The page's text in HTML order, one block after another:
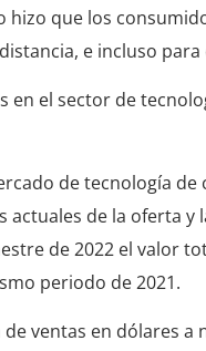
hizo que los
e incluso para
en el sector de
de tecnología
actuales de la oferta
de 2022 el valor
periodo de 2021.
ventas en dólares